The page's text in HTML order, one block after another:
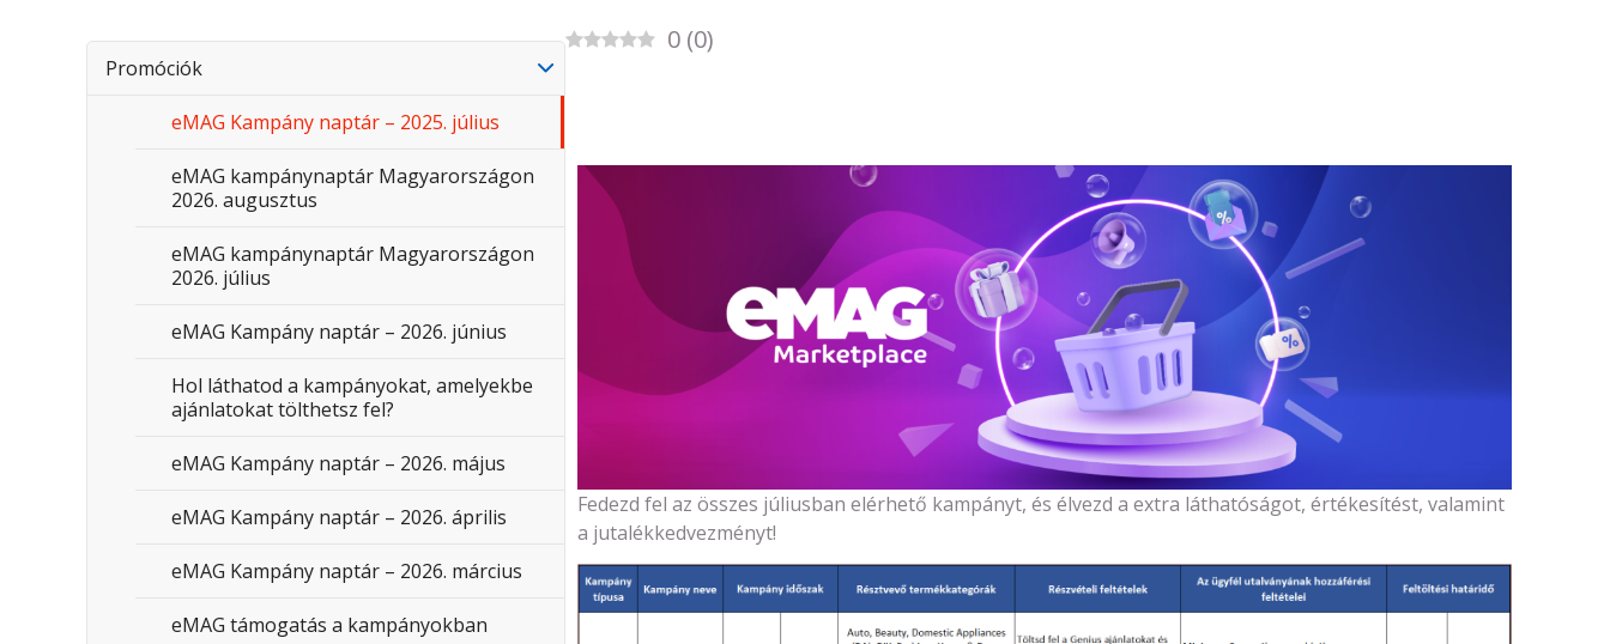
Promóciók
eMAG Kampány naptár – 2025. július
eMAG kampánynaptár Magyarországon
2026. augusztus
eMAG kampánynaptár Magyarországon
2026. július
eMAG Kampány naptár – 2026. június
Hol láthatod a kampányokat, amelyekbe
ajánlatokat tölthetsz fel?
eMAG Kampány naptár – 2026. május
eMAG Kampány naptár – 2026. április
eMAG Kampány naptár – 2026. március
eMAG támogatás a kampányokban
0 (0)
Fedezd fel az összes júliusban elérhető kampányt, és élvezd a extra láthatóságot, értékesítést, valamint
a jutalékkedvezményt!